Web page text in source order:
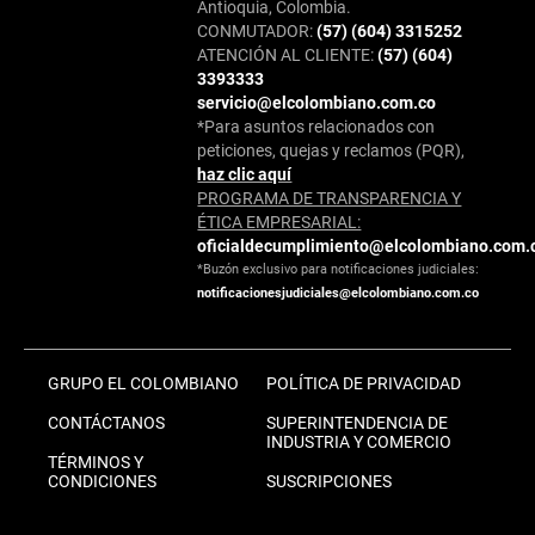
Antioquia, Colombia.
CONMUTADOR:(57) (604) 3315252
ATENCIÓN AL CLIENTE:(57) (604)
3393333
servicio@elcolombiano.com.co
*Para asuntos relacionados con
peticiones, quejas y reclamos (PQR),
haz clic aquí
PROGRAMA DE TRANSPARENCIA Y
ÉTICA EMPRESARIAL:
*Buzón exclusivo para notificaciones judiciales:
notificacionesjudiciales@elcolombiano.com.co
GRUPO EL COLOMBIANO
CONTÁCTANOS
TÉRMINOS Y
CONDICIONES
POLÍTICA DE PRIVACIDAD
SUPERINTENDENCIA DE
INDUSTRIA Y COMERCIO
SUSCRIPCIONES